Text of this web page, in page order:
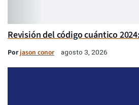
Revisión del código cuántico
Porjason conor agosto 3, 2026